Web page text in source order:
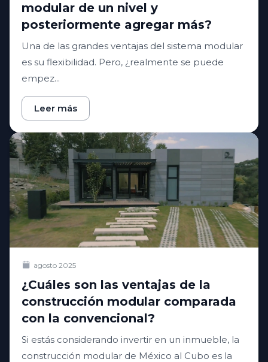
modular de un nivel y
posteriormente agregar más?
Una de las grandes ventajas del sistema modular
es su flexibilidad. Pero, ¿realmente se puede
empez...
Leer más
agosto 2025
¿Cuáles son las ventajas de la
construcción modular comparada
con la convencional?
Si estás considerando invertir en un inmueble, la
construcción modular de México al Cubo es la